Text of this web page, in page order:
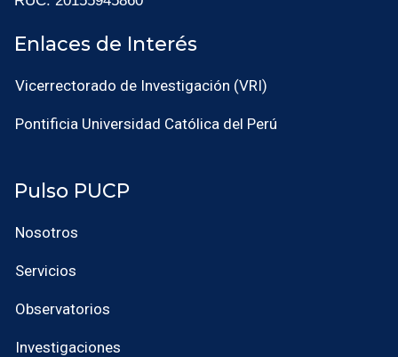
Enlaces de Interés
Vicerrectorado de Investigación (VRI)
Pontificia Universidad Católica del Perú
Pulso PUCP
Nosotros
Servicios
Observatorios
Investigaciones